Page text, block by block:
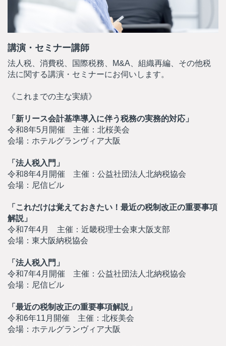
講演・セミナー講師
法人税、消費税、国際税務、M&A、組織再編、その他税
法に関する講演・セミナーにお伺いします。
《これまでの主な実績》
「新リース会計基準導入に伴う税務の実務的対応」
令和8年5月開催 主催：北桜美会
会場：ホテルグランヴィア大阪
「法人税入門」
令和8年4月開催 主催：公益社団法人北納税協会
会場：尼信ビル
「これだけは覚えておきたい！最近の税制改正の重要事項
解説」
令和7年4月 主催：近畿税理士会東大阪支部
会場：東大阪納税協会
「法人税入門」
令和7年4月開催 主催：公益社団法人北納税協会
会場：尼信ビル
「最近の税制改正の重要事項解説」
令和6年11月開催 主催：北桜美会
会場：ホテルグランヴィア大阪